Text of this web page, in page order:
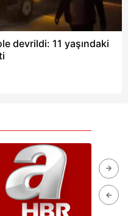
devrildi: 11 yaşındaki